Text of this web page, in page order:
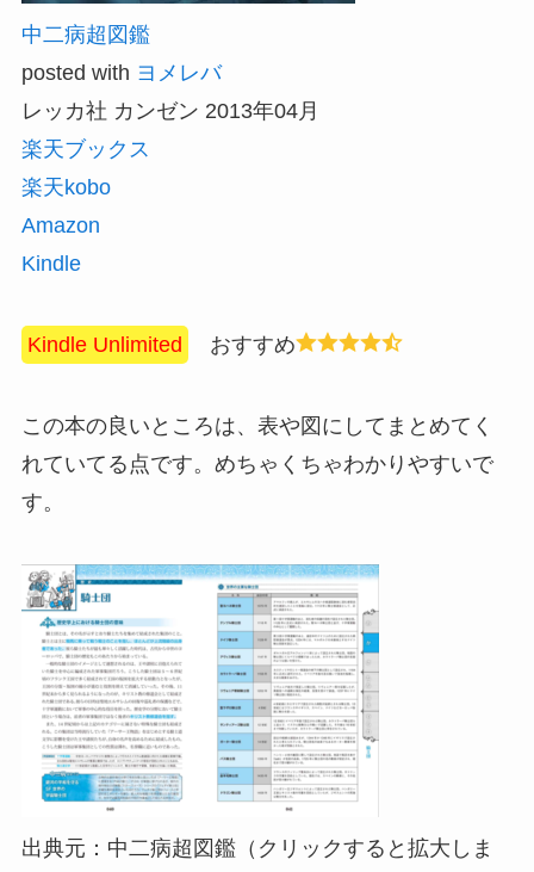
中二病超図鑑
posted with ヨメレバ
レッカ社 カンゼン 2013年04月
楽天ブックス
楽天kobo
Amazon
Kindle
Kindle Unlimited おすすめ
この本の良いところは、表や図にしてまとめてく
れていてる点です。めちゃくちゃわかりやすいで
す。
出典元：中二病超図鑑（クリックすると拡大しま